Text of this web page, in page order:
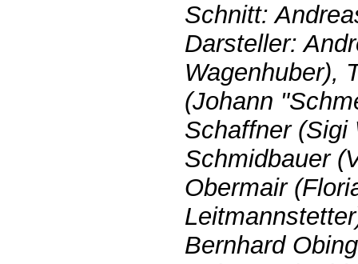
Schnitt:
Darsteller:
Wagenhuber),
(Johann
Schaffner (Sigi
Schmidbauer
Obermair
Bernhard